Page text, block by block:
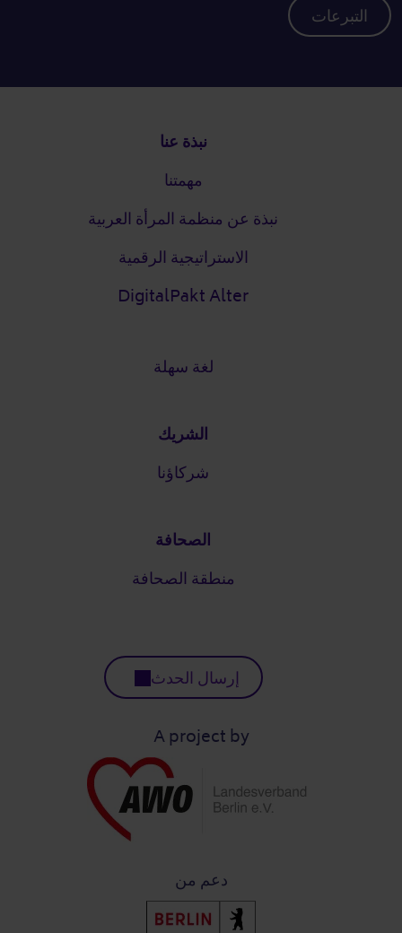
التبرعات
نبذة عنا
مهمتنا
نبذة عن منظمة المرأة العربية
الاستراتيجية الرقمية
DigitalPakt Alter
لغة سهلة
الشريك
شركاؤنا
الصحافة
منطقة الصحافة
إرسال الحدث
A project by
دعم من